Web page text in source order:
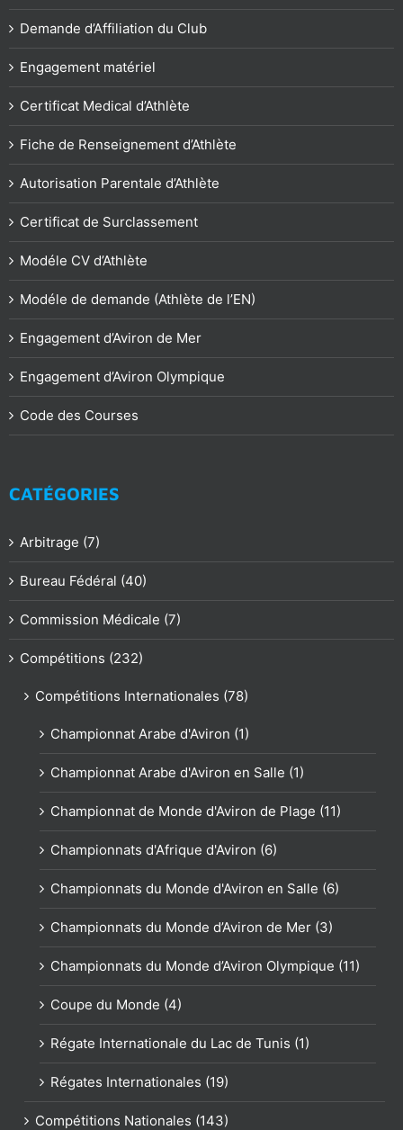
Demande d’Affiliation du Club
Engagement matériel
Certificat Medical d’Athlète
Fiche de Renseignement d’Athlète
Autorisation Parentale d’Athlète
Certificat de Surclassement
Modéle CV d’Athlète
Modéle de demande (Athlète de l’EN)
Engagement d’Aviron de Mer
Engagement d’Aviron Olympique
Code des Courses
CATÉGORIES
Arbitrage (7)
Bureau Fédéral (40)
Commission Médicale (7)
Compétitions (232)
Compétitions Internationales (78)
Championnat Arabe d'Aviron (1)
Championnat Arabe d'Aviron en Salle (1)
Championnat de Monde d'Aviron de Plage (11)
Championnats d'Afrique d'Aviron (6)
Championnats du Monde d'Aviron en Salle (6)
Championnats du Monde d’Aviron de Mer (3)
Championnats du Monde d’Aviron Olympique (11)
Coupe du Monde (4)
Régate Internationale du Lac de Tunis (1)
Régates Internationales (19)
Compétitions Nationales (143)